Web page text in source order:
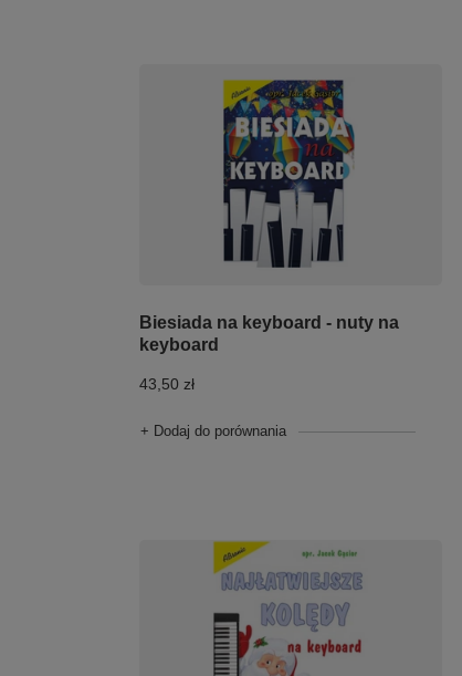
Biesiada na keyboard - nuty na
keyboard
43,50 zł
+ Dodaj do porównania